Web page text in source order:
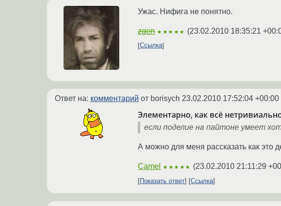
Ужас. Нифига не понятно.
zgen ★★★★★ (23.02.2010 18:35:21
Ссылка
Ответ на: комментарий от borisych 23.02.2010 17:52:04 +00:00
Элементарно, как всё
если поделие на пайтоне умеет
А можно для меня рассказать как это
Camel ★★★★★ (23.02.2010 21:11:29
Показать ответ Ссылка